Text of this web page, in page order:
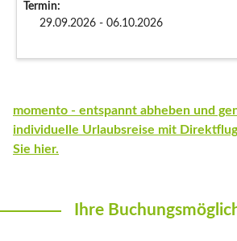
Termin:
29.09.2026 - 06.10.2026
momento - entspannt abheben und
individuelle Urlaubsreise mit
Sie hier.
Ihre